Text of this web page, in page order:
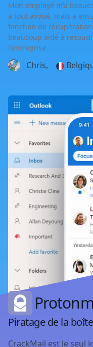
Mon employé m'a
a tout avoué, mais a
fonction de
beaucoup aidé à
l'entreprise.
Chris,
Piratage de la
CrackMail est le seul